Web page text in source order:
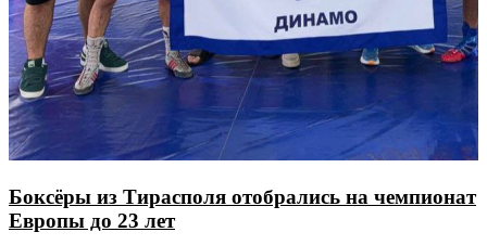
Боксёры из Тирасполя отобрались на чемпионат
Европы до 23 лет